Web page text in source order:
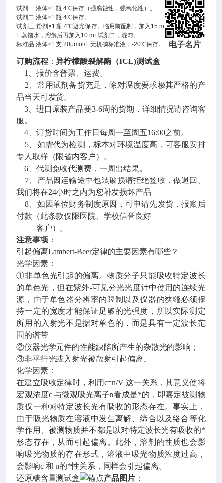
试剂一 液体×1 瓶 4℃保存（强腐蚀性，强氧化性）。
试剂二 液体×1 瓶 4℃保存。
试剂三 粉剂×1 瓶 4℃避光保存。临用前配制，加入15 m
L 蒸馏水，溶解后再加入10 mL试剂二，混匀。
标准品 液体×1 支 20μmol/L 无机磷标准液，-20℃保存。
电子名片
订购流程 ：异柠檬酸裂解酶（ICL)测试盒
1、报价含普票、运费。
2、常用试剂备货充足，除对温度要求极其严格的产
品当天可发货。
3、进口原装产品要3-6周的货期，详细情况请咨询客
服。
4、订货时间为工作日每周一至周五16:00之前。
5、如需代为检测，标本对环境温度高，可客服安排
专人取样（限省内客户）。
6、代测免收代测费，一周出结果。
7、产品因运输途中包装破损请拒绝签收，做退回。
我们将在24小时之内为您补发损坏产品
8、如因单位财务制度原因，可申请先发货，报账后
付款（此条款仅限医院、学校信誉良好
客户）。
注意事项 ：
引起偏离Lambert-Beer定律的主要因素有哪些？
光学因素：
①非单色光引起的偏离。物质分子只能吸收特定波长
的单色光，但在紫外-可见分光光度计中使用的连续光
源，由于单色器分辨率的限制以及仪器的狭缝必须保
持一定的宽度才能保证足够的光强度，所以实际测定
所用的入射光不是据对单色的，而是具有一定波长范
围的谱带
②仪器光学元件的性能缺陷所产生的杂散光的影响；
③非平行光或入射光被散射引起偏离。
化学因素：
在建立吸收定律时，利用c=n/V 这一关系，其意义使将
宏观浓度c 与微观吸光离子n看成是*的，即嘉定被测物
质仅一种对特定波长光有吸收的形态存在。事实上，
由于吸光物质在溶液中发生离解、缔合以及络合等化
学作用、被测物质并不都是以对特定波长光有吸收的*
形态存在，从而引起偏离。此外，溶剂的性质也会影
响吸光物质的存在形式，溶液中吸光物质浓度过高，
会影响c 和 n的*性关系，同样会引起偏离。
还原糖含量测试盒
产品图片 ：